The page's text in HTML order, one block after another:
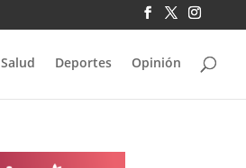
Salud Deportes Opinión